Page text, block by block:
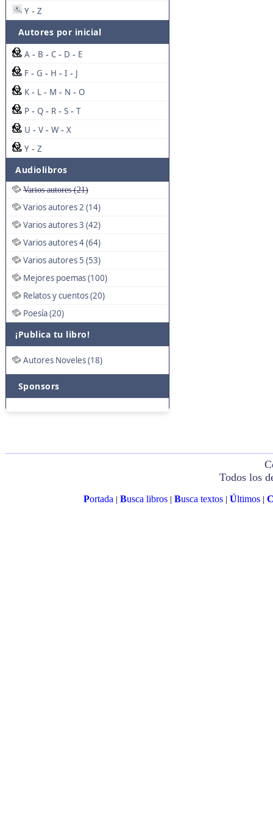
Y - Z
Autores por inicial
A - B - C - D - E
F - G - H - I - J
K - L - M - N - O
P - Q - R - S - T
U - V - W - X
Y - Z
Audiolibros
Varios autores (21)
Varios autores 2 (14)
Varios autores 3 (42)
Varios autores 4 (64)
Varios autores 5 (53)
Mejores poemas (100)
Relatos y cuentos (20)
Poesía (20)
¡Publica tu libro!
Autores Noveles (18)
Sponsors
Todos los
Portada| Busca libros| Busca textos| Últimos|